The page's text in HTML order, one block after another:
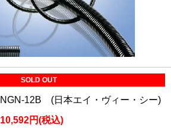
SOLD OUT
NGN-12B (日本エイ・ヴィー・シー)
10,592円(税込)